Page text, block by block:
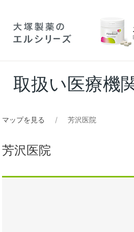
取扱い医療機
マップを見る 芳沢医院
芳沢医院